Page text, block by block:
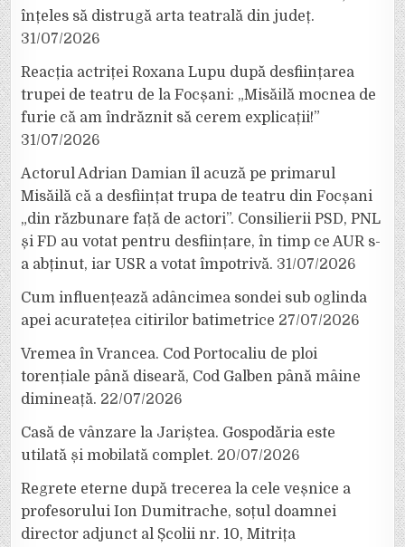
înțeles să distrugă arta teatrală din județ.
31/07/2026
Reacția actriței Roxana Lupu după desființarea
trupei de teatru de la Focșani: „Misăilă mocnea de
furie că am îndrăznit să cerem explicații!”
31/07/2026
Actorul Adrian Damian îl acuză pe primarul
Misăilă că a desființat trupa de teatru din Focșani
„din răzbunare față de actori”. Consilierii PSD, PNL
și FD au votat pentru desființare, în timp ce AUR s-
a abținut, iar USR a votat împotrivă. 31/07/2026
Cum influențează adâncimea sondei sub oglinda
apei acuratețea citirilor batimetrice 27/07/2026
Vremea în Vrancea. Cod Portocaliu de ploi
torențiale până diseară, Cod Galben până mâine
dimineață. 22/07/2026
Casă de vânzare la Jariștea. Gospodăria este
utilată și mobilată complet. 20/07/2026
Regrete eterne după trecerea la cele veșnice a
profesorului Ion Dumitrache, soțul doamnei
director adjunct al Școlii nr. 10, Mitrița